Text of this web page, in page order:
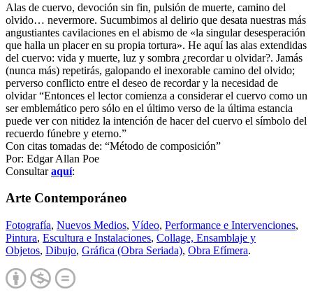
Alas de cuervo, devoción sin fin, pulsión de muerte, camino del
olvido… nevermore. Sucumbimos al delirio que desata nuestras más
angustiantes cavilaciones en el abismo de «la singular desesperación
que halla un placer en su propia tortura». He aquí las alas extendidas
del cuervo: vida y muerte, luz y sombra ¿recordar u olvidar?. Jamás
(nunca más) repetirás, galopando el inexorable camino del olvido;
perverso conflicto entre el deseo de recordar y la necesidad de
olvidar “Entonces el lector comienza a considerar el cuervo como un
ser emblemático pero sólo en el último verso de la última estancia
puede ver con nitidez la intención de hacer del cuervo el símbolo del
recuerdo fúnebre y eterno.”
Con citas tomadas de: “Método de composición”
Por: Edgar Allan Poe
Consultaraquí:
Arte Contemporáneo
Fotografía, Nuevos Medios, Vídeo, Performance e Intervenciones,
Pintura, Escultura e Instalaciones, Collage, Ensamblaje y
Objetos, Dibujo, Gráfica (Obra Seriada), Obra Efímera.